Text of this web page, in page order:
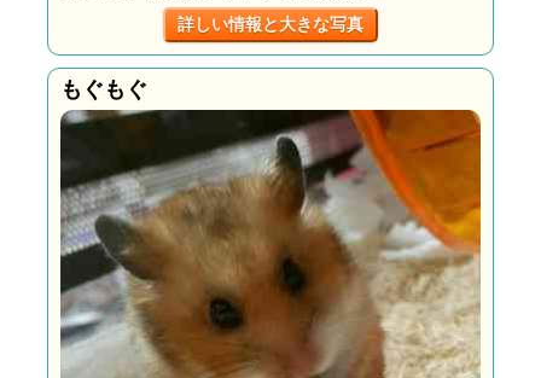
詳しい情報と大きな写真
もぐもぐ